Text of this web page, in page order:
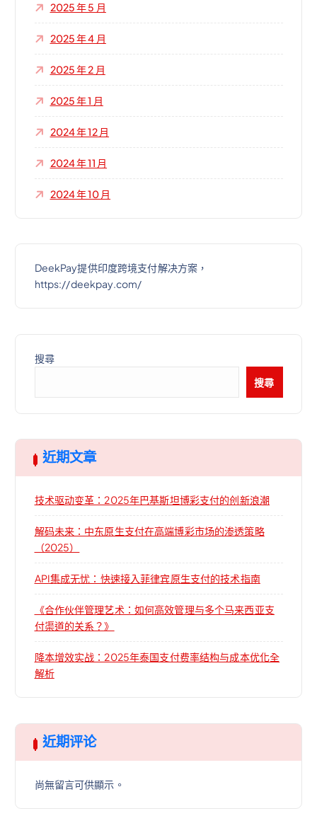
2025 年 5 月
2025 年 4 月
2025 年 2 月
2025 年 1 月
2024 年 12 月
2024 年 11 月
2024 年 10 月
DeekPay提供印度跨境支付解决方案，
https://deekpay.com/
搜尋
搜尋
近期文章
技术驱动变革：2025年巴基斯坦博彩支付的创新浪潮
解码未来：中东原生支付在高端博彩市场的渗透策略
（2025）
API集成无忧：快速接入菲律宾原生支付的技术指南
《合作伙伴管理艺术：如何高效管理与多个马来西亚支
付渠道的关系？》
降本增效实战：2025年泰国支付费率结构与成本优化全
解析
近期评论
尚無留言可供顯示。